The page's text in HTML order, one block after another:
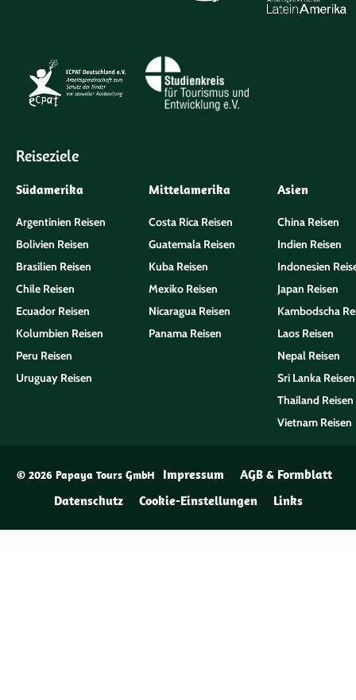
Reiseziele
Südamerika
Argentinien Reisen
Bolivien Reisen
Brasilien Reisen
Chile Reisen
Ecuador Reisen
Kolumbien Reisen
Peru Reisen
Uruguay Reisen
Mittelamerika
Costa Rica Reisen
Guatemala Reisen
Kuba Reisen
Mexiko Reisen
Nicaragua Reisen
Panama Reisen
Asien
China Reisen
Indien Reisen
Indonesien
Japan Reisen
Kambodscha
Laos Reisen
Nepal Reisen
Sri Lanka Reisen
Thailand Reisen
Vietnam Reisen
© 2026 Papaya Tours GmbH Impressum
AGB & Formblatt
Datenschutz
Cookie-Einstellungen Links